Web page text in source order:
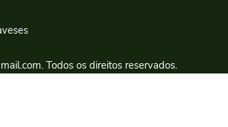
Todos os direitos reservados.